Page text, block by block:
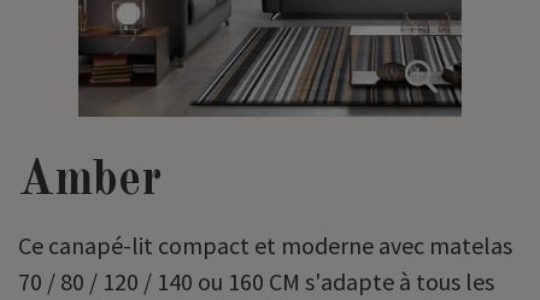
Amber
Ce canapé-lit compact et moderne avec matelas
70 / 80 / 120 / 140 ou 160 CM s'adapte à tous les